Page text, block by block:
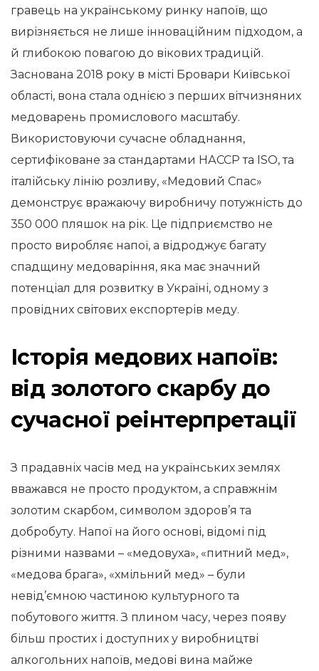
гравець на українському ринку напоїв, що
вирізняється не лише інноваційним підходом, а
й глибокою повагою до вікових традицій.
Заснована 2018 року в місті Бровари Київської
області, вона стала однією з перших вітчизняних
медоварень промислового масштабу.
Використовуючи сучасне обладнання,
сертифіковане за стандартами НАССР та ISO, та
італійську лінію розливу, «Медовий Спас»
демонструє вражаючу виробничу потужність до
350 000 пляшок на рік. Це підприємство не
просто виробляє напої, а відроджує багату
спадщину медоваріння, яка має значний
потенціал для розвитку в Україні, одному з
провідних світових експортерів меду.
Історія медових напоїв:
від золотого скарбу до
сучасної реінтерпретації
З прадавніх часів мед на українських землях
вважався не просто продуктом, а справжнім
золотим скарбом, символом здоров’я та
добробуту. Напої на його основі, відомі під
різними назвами – «медовуха», «питний мед»,
«медова брага», «хмільний мед» – були
невід’ємною частиною культурного та
побутового життя. З плином часу, через появу
більш простих і доступних у виробництві
алкогольних напоїв, медові вина майже